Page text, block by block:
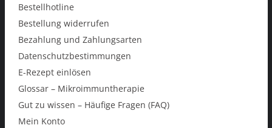
Bestellhotline
Bestellung widerrufen
Bezahlung und Zahlungsarten
Datenschutzbestimmungen
E-Rezept einlösen
Glossar – Mikroimmuntherapie
Gut zu wissen – Häufige Fragen (FAQ)
Mein Konto